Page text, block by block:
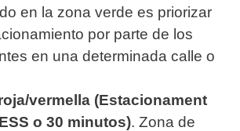
en la zona verde es priorizar
por parte de los
en una determinada calle o
vermella (Estacionament
o 30 minutos). Zona de